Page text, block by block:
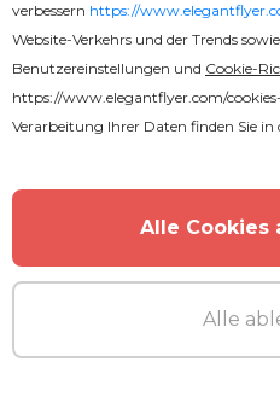
verbessern https://
Website-Verkehrs und der Trends
Benutzereinstellungen und Cookie-
https://www.elegantflyer.com/
Verarbeitung Ihrer Daten finden Sie in
Alle Cookies
Alle